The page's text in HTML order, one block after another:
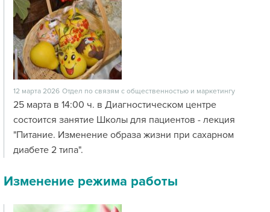
12 марта 2026 Отдел по связям с общественностью и маркетингу
25 марта в 14:00 ч. в Диагностическом центре
состоится занятие Школы для пациентов - лекция
"Питание. Изменение образа жизни при сахарном
диабете 2 типа".
Изменение режима работы